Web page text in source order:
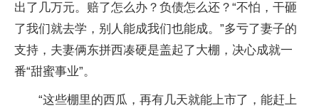
出了几万元。赔了怎么办？负债怎么还？“不怕，干砸
了我们就去学，别人能成我们也能成。”多亏了妻子的
支持，夫妻俩东拼西凑硬是盖起了大棚，决心成就一
番“甜蜜事业”。
“这些棚里的西瓜，再有几天就能上市了，能赶上